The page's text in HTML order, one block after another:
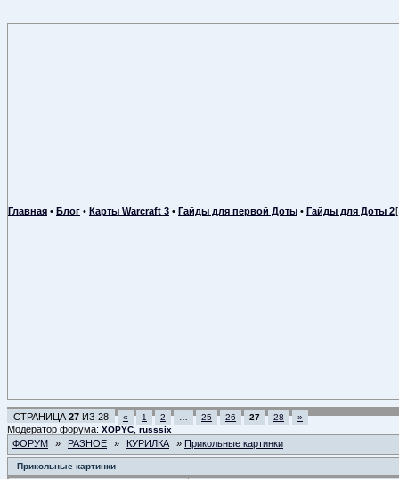
Главная • Блог • Карты Warcraft 3 • Гайды для первой Доты • Гайды для Доты 2
СТРАНИЦА 27 ИЗ 28 « 1 2 25 26 27 28 »
Модератор форума: XOPYC russsix
ФОРУМ » РАЗНОЕ » КУРИЛКА » Прикольные картинки
Прикольные картинки